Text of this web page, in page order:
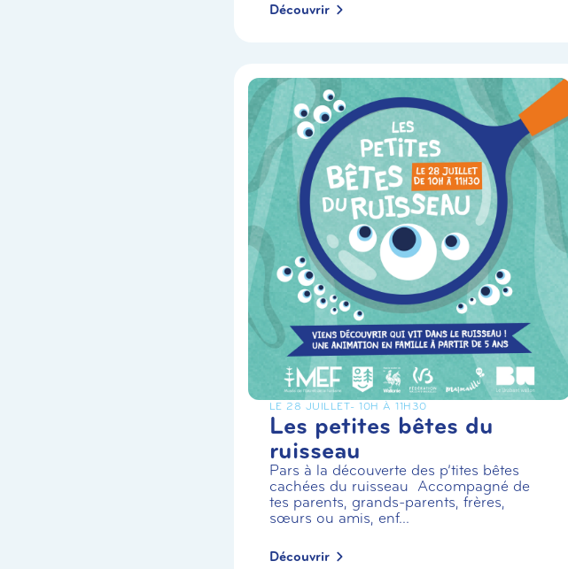
Découvrir
LE 28 JUILLET- 10H À 11H30
Les petites bêtes du
ruisseau
Pars à la découverte des p’tites bêtes
cachées du ruisseau Accompagné de
tes parents, grands-parents, frères,
sœurs ou amis, enf...
Découvrir